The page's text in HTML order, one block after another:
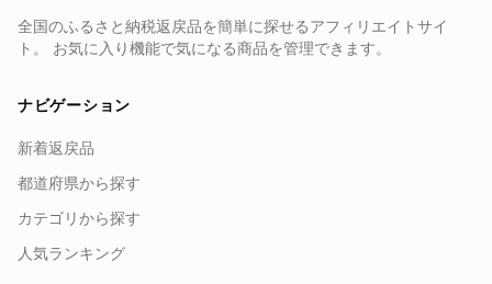
全国のふるさと納税返戻品を簡単に探せるアフィリエイトサイ
ト。 お気に入り機能で気になる商品を管理できます。
ナビゲーション
新着返戻品
都道府県から探す
カテゴリから探す
人気ランキング